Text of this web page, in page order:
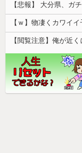
【悲報】 大分県、ガ
【ｗ】物凄くカワイ
【閲覧注意】俺が近